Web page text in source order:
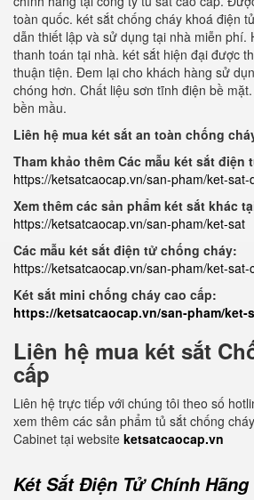
toàn quốc. két sắt chống cháy khoá điện
dẫn thiết lập và sử dụng tại nhà miễn phí.
thanh toán tại nhà. két sắt hiện đại được
thuận tiện. Đem lại cho khách hàng sử
chóng hơn. Chất liệu sơn tĩnh điện bề
bền mầu.
Liên hệ mua két sắt an toàn chống
Tham khảo thêm Các mẫu két sắt điện
https://ketsatcaocap.vn/san-pham/ket-sat-
Xem thêm các sản phẩm két sắt khác
https://ketsatcaocap.vn/san-pham/ket-sat
Các mẫu két sắt điện tử chống cháy:
https://ketsatcaocap.vn/san-pham/ket-
Két sắt mini chống cháy cao cấp:
https://ketsatcaocap.vn/san-pham/ket-
Liên hệ mua két sắt
cấp
Liên hệ trực tiếp với chúng tôi theo số
xem thêm các sản phẩm tủ sắt chống
Cabinet tại website ketsatcaocap.vn
Két Sắt Điện Tử Chính